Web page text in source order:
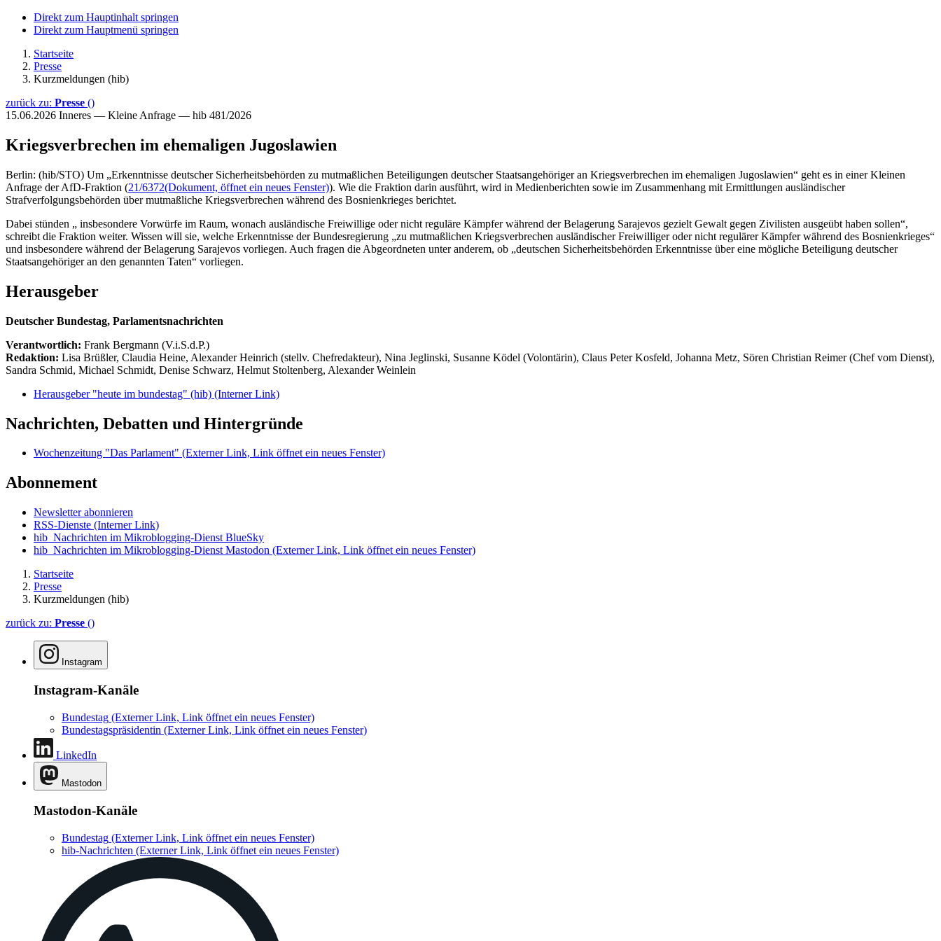
Direkt zum Hauptinhalt springen
Direkt zum Hauptmenü springen
Startseite
Presse
Kurzmeldungen (hib)
zurück zu: Presse ()
15.06.2026 Inneres — Kleine Anfrage — hib 481/2026
Kriegsverbrechen im ehemaligen Jugoslawien
Berlin: (hib/STO) Um „Erkenntnisse deutscher Sicherheitsbehörden zu mutmaßlichen Beteiligungen deutscher Staatsangehöriger an Kriegsverbrechen im ehemaligen Jugoslawien“ geht es in einer Kleinen
Anfrage der AfD-Fraktion (21/6372(Dokument, öffnet ein neues Fenster)). Wie die Fraktion darin ausführt, wird in Medienberichten sowie im Zusammenhang mit Ermittlungen ausländischer
Strafverfolgungsbehörden über mutmaßliche Kriegsverbrechen während des Bosnienkrieges berichtet.
Dabei stünden „ insbesondere Vorwürfe im Raum, wonach ausländische Freiwillige oder nicht reguläre Kämpfer während der Belagerung Sarajevos gezielt Gewalt gegen Zivilisten ausgeübt haben sollen“,
schreibt die Fraktion weiter. Wissen will sie, welche Erkenntnisse der Bundesregierung „zu mutmaßlichen Kriegsverbrechen ausländischer Freiwilliger oder nicht regulärer Kämpfer während des Bosnienkrieges“
und insbesondere während der Belagerung Sarajevos vorliegen. Auch fragen die Abgeordneten unter anderem, ob „deutschen Sicherheitsbehörden Erkenntnisse über eine mögliche Beteiligung deutscher
Staatsangehöriger an den genannten Taten“ vorliegen.
Herausgeber
Deutscher Bundestag, Parlamentsnachrichten
Verantwortlich: Frank Bergmann (V.i.S.d.P.)
Redaktion: Lisa Brüßler, Claudia Heine, Alexander Heinrich (stellv. Chefredakteur), Nina Jeglinski, Susanne Ködel (Volontärin), Claus Peter Kosfeld, Johanna Metz, Sören Christian Reimer (Chef vom Dienst),
Sandra Schmid, Michael Schmidt, Denise Schwarz, Helmut Stoltenberg, Alexander Weinlein
Herausgeber "heute im bundestag" (hib) (Interner Link)
Nachrichten, Debatten und Hintergründe
Wochenzeitung "Das Parlament" (Externer Link, Link öffnet ein neues Fenster)
Abonnement
Newsletter abonnieren
RSS-Dienste (Interner Link)
hib_Nachrichten im Mikroblogging-Dienst BlueSky
hib_Nachrichten im Mikroblogging-Dienst Mastodon (Externer Link, Link öffnet ein neues Fenster)
Startseite
Presse
Kurzmeldungen (hib)
zurück zu: Presse ()
Instagram
Instagram-Kanäle
Bundestag (Externer Link, Link öffnet ein neues Fenster)
Bundestagspräsidentin (Externer Link, Link öffnet ein neues Fenster)
LinkedIn
Mastodon
Mastodon-Kanäle
Bundestag (Externer Link, Link öffnet ein neues Fenster)
hib-Nachrichten (Externer Link, Link öffnet ein neues Fenster)